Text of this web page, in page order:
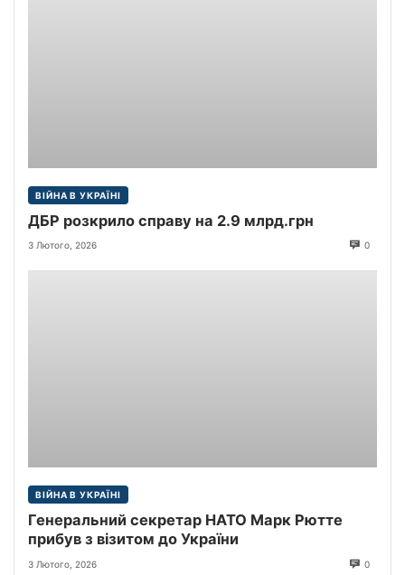
ВІЙНА В УКРАЇНІ
ДБР розкрило справу на 2.9 млрд.грн
3 Лютого, 2026 0
ВІЙНА В УКРАЇНІ
Генеральний секретар НАТО Марк Рютте
прибув з візитом до України
3 Лютого, 2026 0